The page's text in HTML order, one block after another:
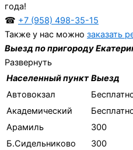
года!
☎ +7 (958) 498-35-15
Также у нас можно заказать
Выезд по пригороду
Развернуть
Населенный пункт Выезд
Автовокзал
Академический
Арамиль
300
Б.Сидельниково
300